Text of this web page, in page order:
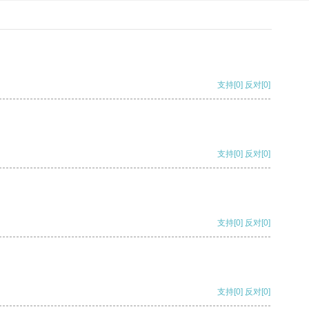
支持[0] 反对[0]
支持[0] 反对[0]
支持[0] 反对[0]
支持[0] 反对[0]